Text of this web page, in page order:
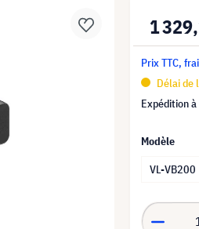
1
Prix TTC,
Délai de
Expédition
Modèle
VL-VB200